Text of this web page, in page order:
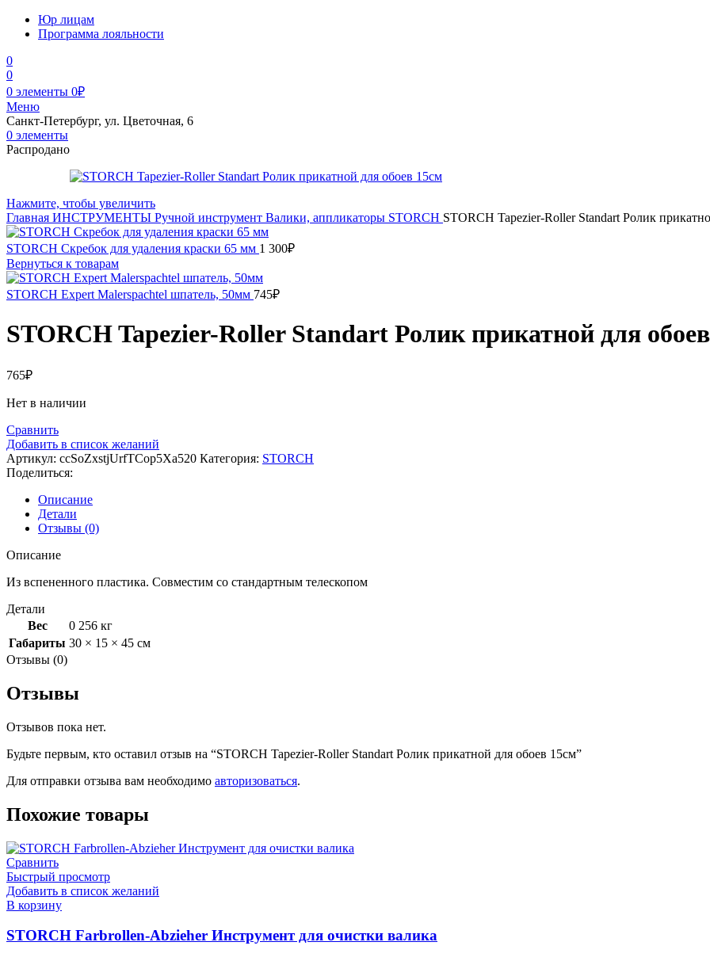
Юр лицам
Программа лояльности
0
0
0 элементы 0₽
Меню
Санкт-Петербург, ул. Цветочная, 6
0 элементы
Распродано
Нажмите, чтобы увеличить
Главная ИНСТРУМЕНТЫ Ручной инструмент Валики, аппликаторы STORCH STORCH Tapezier-Roller Standart Ролик
STORCH Скребок для удаления краски 65 мм 1 300₽
Вернуться к товарам
STORCH Expert Malerspachtel шпатель, 50мм 745₽
STORCH Tapezier-Roller Standart Ролик прикатной для
765₽
Нет в наличии
Сравнить
Добавить в список желаний
Артикул: ccSoZxstjUrfTCop5Xa520 Категория: STORCH
Поделиться:
Описание
Детали
Отзывы (0)
Описание
Из вспененного пластика. Совместим со стандартным телескопом
Детали
Вес
0 256 кг
Габариты 30 × 15 × 45 см
Отзывы (0)
Отзывы
Отзывов пока нет.
Будьте первым, кто оставил отзыв на “STORCH Tapezier-Roller Standart Ролик прикатной для обоев 15см”
Для отправки отзыва вам необходимо авторизоваться.
Похожие товары
Сравнить
Быстрый просмотр
Добавить в список желаний
В корзину
STORCH Farbrollen-Abzieher Инструмент для очистки валика